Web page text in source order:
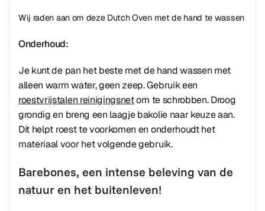
Wij raden aan om deze Dutch Oven met de hand te wassen
Onderhoud:
Je kunt de pan het beste met de hand wassen met
alleen warm water, geen zeep. Gebruik een
roestvrijstalen reinigingsnetom te schrobben. Droog
grondig en breng een laagje bakolie naar keuze aan.
Dit helpt roest te voorkomen en onderhoudt het
materiaal voor het volgende gebruik.
Barebones, een intense beleving van de
natuur en het buitenleven!